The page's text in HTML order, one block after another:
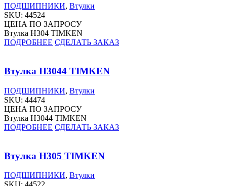
ПОДШИПНИКИ, Втулки
SKU: 44524
ЦЕНА ПО ЗАПРОСУ
Втулка H304 TIMKEN
ПОДРОБНЕЕ СДЕЛАТЬ ЗАКАЗ
Втулка H3044 TIMKEN
ПОДШИПНИКИ, Втулки
SKU: 44474
ЦЕНА ПО ЗАПРОСУ
Втулка H3044 TIMKEN
ПОДРОБНЕЕ СДЕЛАТЬ ЗАКАЗ
Втулка H305 TIMKEN
ПОДШИПНИКИ, Втулки